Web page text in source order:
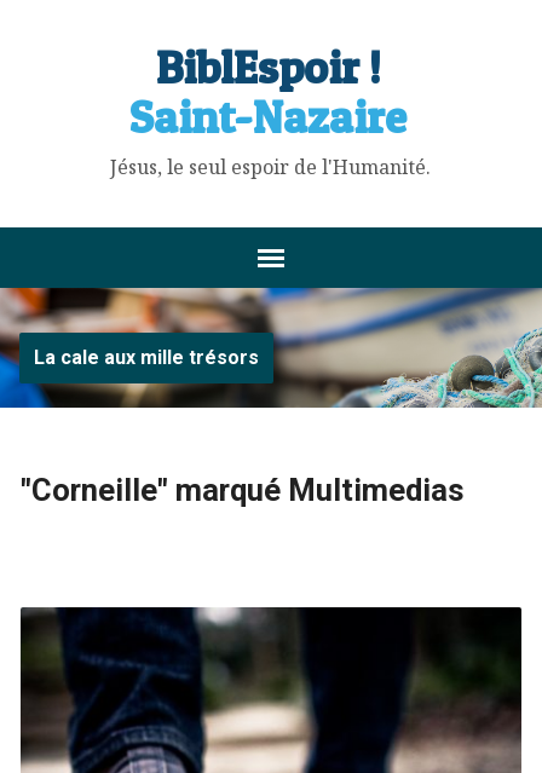
BiblEspoir !
Saint-Nazaire
Jésus, le seul espoir de l'Humanité.
La cale aux mille trésors
"Corneille" marqué Multimedias